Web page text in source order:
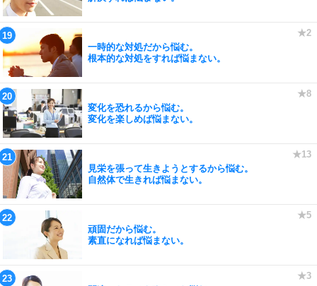
一時的な対処だから悩む。
根本的な対処をすれば悩まない。
変化を恐れるから悩む。
変化を楽しめば悩まない。
見栄を張って生きようとするから悩む。
自然体で生きれば悩まない。
頑固だから悩む。
素直になれば悩まない。